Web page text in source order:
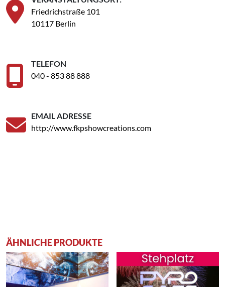
Friedrichstraße 101
10117 Berlin
TELEFON
040 - 853 88 888
EMAIL ADRESSE
http://www.fkpshowcreations.com
ÄHNLICHE PRODUKTE